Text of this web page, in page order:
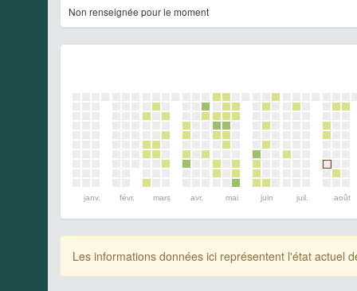
Non renseignée pour le moment
janv. févr. mars avr. mai juin juil. août
Les informations données ici représentent l'état actuel